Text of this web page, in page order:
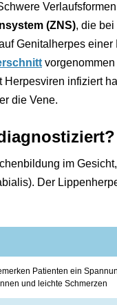
(ZNS), die
Genitalherpes
infiziert
die Vene.
im
Der
Patienten ein
und leichte Schmerzen